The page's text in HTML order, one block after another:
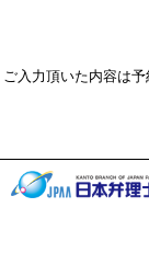
非対面型の相談
議システムを利
当会は、一切の
い。
本人確認書類を提示
ご入力頂いた内容は